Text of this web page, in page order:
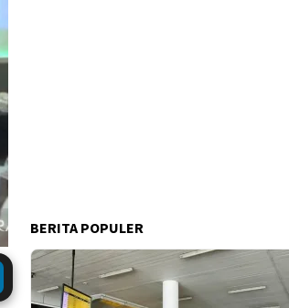
BERITA POPULER